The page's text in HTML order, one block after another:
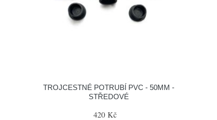
TROJCESTNÉ POTRUBÍ PVC - 50MM -
STŘEDOVÉ
420 Kč